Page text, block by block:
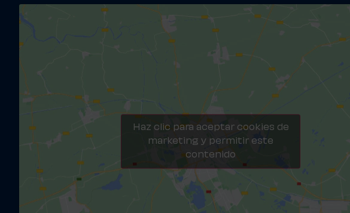
Haz clic para aceptar cookies de
marketing y permitir este
contenido